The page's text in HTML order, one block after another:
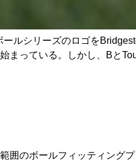
ルシリーズのロゴを
まっている。しかし、Bと
囲のボールフィッティング